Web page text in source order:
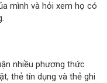
mình và hỏi xem họ có
nhiều phương thức
thẻ tín dụng và thẻ ghi